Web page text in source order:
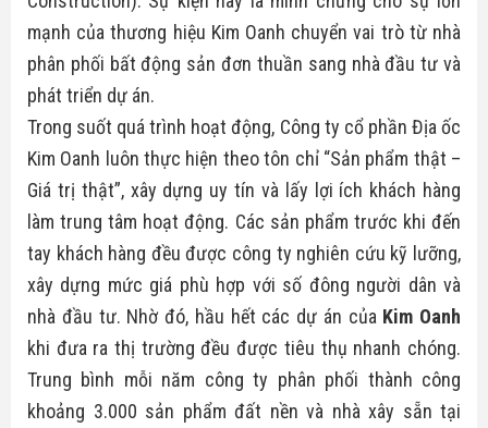
mạnh của thương hiệu Kim Oanh chuyển vai trò từ nhà
phân phối bất động sản đơn thuần sang nhà đầu tư và
phát triển dự án.
Trong suốt quá trình hoạt động, Công ty cổ phần Địa ốc
Kim Oanh luôn thực hiện theo tôn chỉ “Sản phẩm thật –
Giá trị thật”, xây dựng uy tín và lấy lợi ích khách hàng
làm trung tâm hoạt động. Các sản phẩm trước khi đến
tay khách hàng đều được công ty nghiên cứu kỹ lưỡng,
xây dựng mức giá phù hợp với số đông người dân và
nhà đầu tư. Nhờ đó, hầu hết các dự án của Kim Oanh
khi đưa ra thị trường đều được tiêu thụ nhanh chóng.
Trung bình mỗi năm công ty phân phối thành công
khoảng 3.000 sản phẩm đất nền và nhà xây sẵn tại